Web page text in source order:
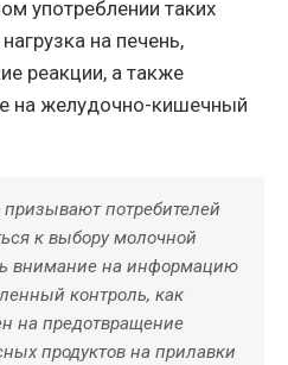
употреблении таких
на печень,
реакции, а также
на желудочно-кишечный
потребителей
к выбору молочной
внимание на информацию
контроль, как
на предотвращение
продуктов на прилавки